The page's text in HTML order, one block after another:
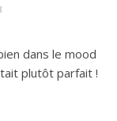
dans le mood
plutôt parfait !